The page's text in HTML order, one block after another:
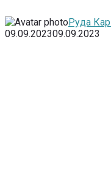
Руда
09.09.202309.09.2023